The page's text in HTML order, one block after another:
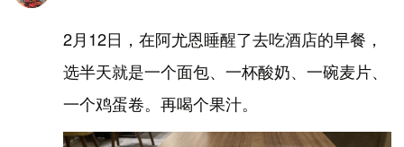
2月12日，在阿尤恩睡醒了去吃酒店的早餐，
选半天就是一个面包、一杯酸奶、一碗麦片、
一个鸡蛋卷。再喝个果汁。